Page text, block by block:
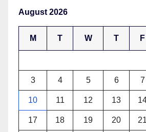
August 2026
M T W T F
3 4 5 6 7
10 11 12 13
17 18 19 20 21